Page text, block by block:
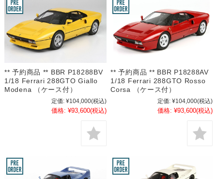
** 予約商品 ** BBR P18288BV
1/18 Ferrari 288GTO Giallo
Modena （ケース付）
定価: ¥104,000(税込)
価格: ¥93,600(税込)
** 予約商品 ** BBR P18288AV
1/18 Ferrari 288GTO Rosso
Corsa （ケース付）
定価: ¥104,000(税込)
価格: ¥93,600(税込)